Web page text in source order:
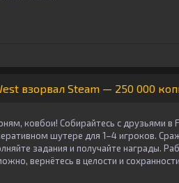
взорвал Steam — 250 000
ковбои! Собирайтесь с друзьями в
шутере для 1–4 игроков.
задания и получайте награды.
вернётесь в целости и